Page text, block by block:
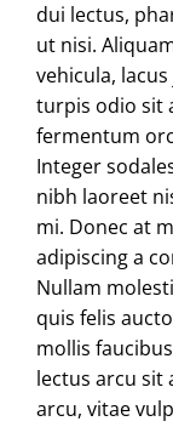
dui lectus,
ut nisi.
vehicula,
turpis odio sit
fermentum
Integer
nibh laoreet
mi. Donec at
adipiscing a
Nullam
quis felis
mollis
lectus arcu sit
arcu, vitae